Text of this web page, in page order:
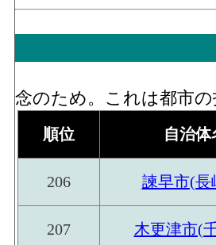
車、電気機械器具、そ
機械器具･従業員数[人
車、電気機械器具、そ
その他･年間商品販売額[
具・じゅう器等、医薬
おける有体商品の年間販
その他･事業所数(2016)：
医薬品・化粧品等、紙
その他･従業員数[人
等、医薬品・化粧品等
念のため。これは都市
順位 自治体
206 諫早市(長
207 木更津市(